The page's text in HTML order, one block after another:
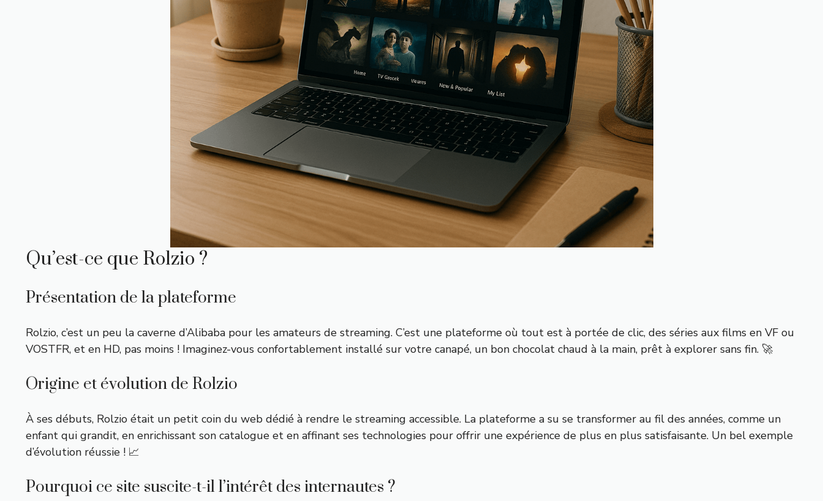
Qu’est-ce que Rolzio ?
Présentation de la plateforme
Rolzio, c’est un peu la caverne d’Alibaba pour les amateurs de streaming. C’est une plateforme où tout est à portée de clic, des séries aux films en VF ou
VOSTFR, et en HD, pas moins ! Imaginez-vous confortablement installé sur votre canapé, un bon chocolat chaud à la main, prêt à explorer sans fin. 🚀
Origine et évolution de Rolzio
À ses débuts, Rolzio était un petit coin du web dédié à rendre le streaming accessible. La plateforme a su se transformer au fil des années, comme un
enfant qui grandit, en enrichissant son catalogue et en affinant ses technologies pour offrir une expérience de plus en plus satisfaisante. Un bel exemple
d’évolution réussie ! 📈
Pourquoi ce site suscite-t-il l’intérêt des internautes ?